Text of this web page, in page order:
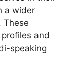
a wider
These
and
speaking